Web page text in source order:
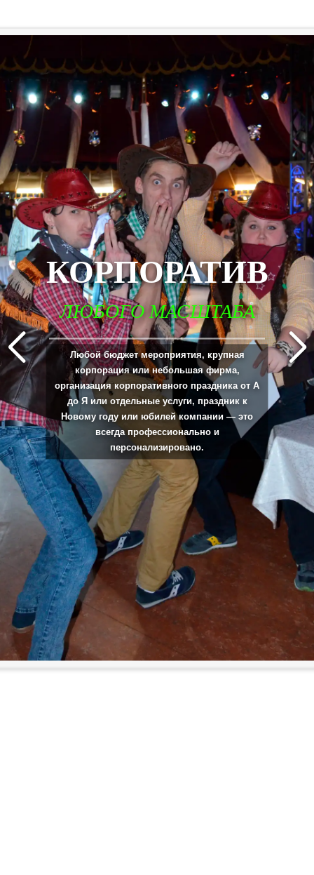
КОРПОРАТИВ
ЛЮБОГО МАСШТАБА
_____________________________________________________________________________
Любой бюджет мероприятия, крупная
корпорация или небольшая фирма,
организация корпоративного праздника от А
до Я или отдельные услуги, праздник к
Новому году или юбилей компании — это
всегда профессионально и
персонализировано.